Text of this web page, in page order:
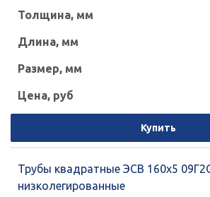
Купить
Трубы квадратные ЭСВ 160x5
низколегированные